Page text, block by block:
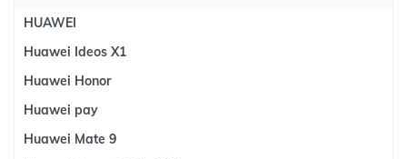
HUAWEI
Huawei Ideos X1
Huawei Honor
Huawei pay
Huawei Mate 9